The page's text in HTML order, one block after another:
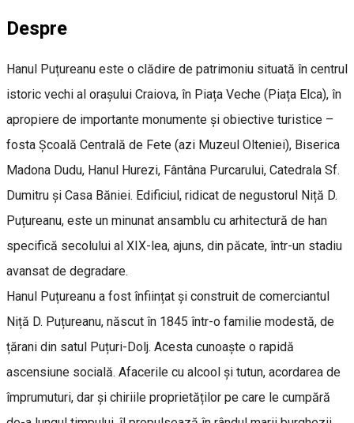
Despre
Hanul Puțureanu este o clădire de patrimoniu situată în centrul
istoric vechi al orașului Craiova, în Piața Veche (Piața Elca), în
apropiere de importante monumente și obiective turistice –
fosta Școală Centrală de Fete (azi Muzeul Olteniei), Biserica
Madona Dudu, Hanul Hurezi, Fântâna Purcarului, Catedrala Sf.
Dumitru și Casa Băniei. Edificiul, ridicat de negustorul Niță D.
Puțureanu, este un minunat ansamblu cu arhitectură de han
specifică secolului al XIX-lea, ajuns, din păcate, într-un stadiu
avansat de degradare.
Hanul Puțureanu a fost înființat și construit de comerciantul
Niță D. Puțureanu, născut în 1845 într-o familie modestă, de
țărani din satul Puțuri-Dolj. Acesta cunoaște o rapidă
ascensiune socială. Afacerile cu alcool și tutun, acordarea de
împrumuturi, dar și chiriile proprietăților pe care le cumpără